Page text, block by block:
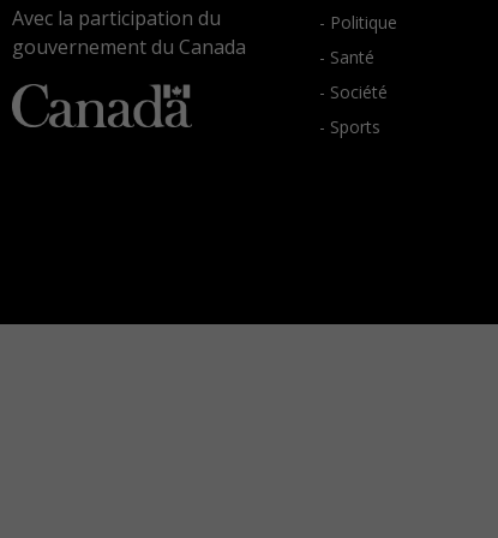
Avec la participation du
gouvernement du Canada
- Politique
- Santé
- Société
- Sports